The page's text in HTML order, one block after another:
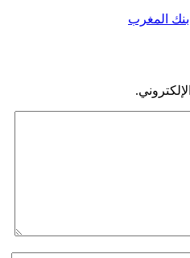
بنك المغرب